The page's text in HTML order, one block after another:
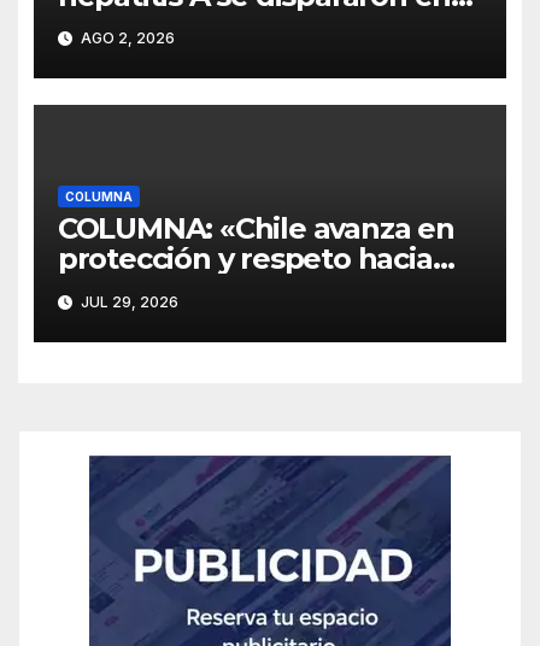
Chile y la enfermedad sigue
siendo subestimada»
AGO 2, 2026
COLUMNA
COLUMNA: «Chile avanza en
protección y respeto hacia
sus personas mayores»
JUL 29, 2026